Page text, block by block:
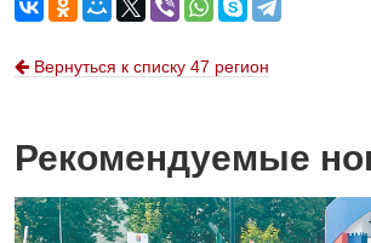
Вернуться к списку 47 регион
Рекомендуемые